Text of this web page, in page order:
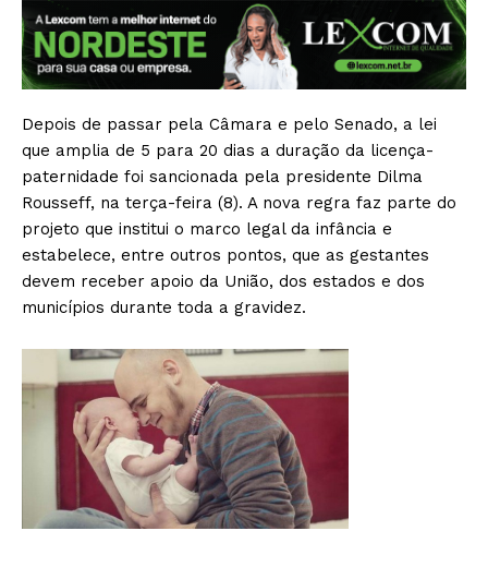
Depois de passar pela Câmara e pelo Senado, a lei
que amplia de 5 para 20 dias a duração da licença-
paternidade foi sancionada pela presidente Dilma
Rousseff, na terça-feira (8). A nova regra faz parte do
projeto que institui o marco legal da infância e
estabelece, entre outros pontos, que as gestantes
devem receber apoio da União, dos estados e dos
municípios durante toda a gravidez.